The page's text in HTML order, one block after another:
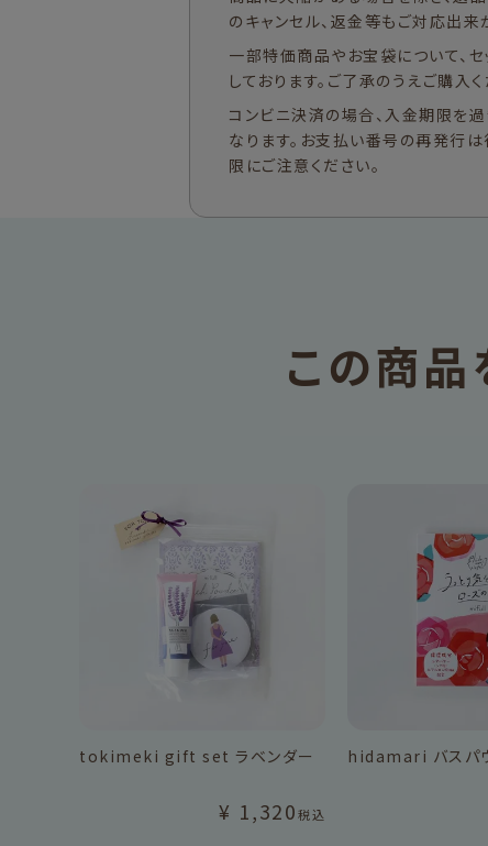
のキャンセル、返金等もご対応出来か
一部特価商品やお宝袋について、
しております。ご了承のうえご購入く
コンビニ決済の場合、入金期限を
なります。お支払い番号の再発行は
限にご注意ください。
この商品
tokimeki gift set ラベンダー
¥ 1,320税込
hidamari バスパ